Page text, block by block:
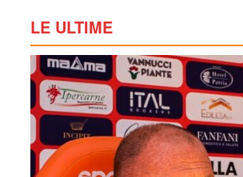
LE ULTIME